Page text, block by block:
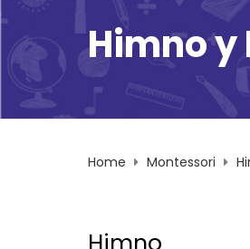
Himno y
Home Montessori